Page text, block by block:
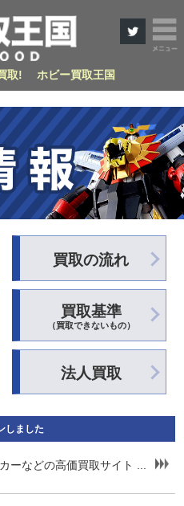
取! ホビー買取王国
買取の流れ
買取基準
（買取できないもの）
法人買取
しました
ーなどの高価買取サイト ...